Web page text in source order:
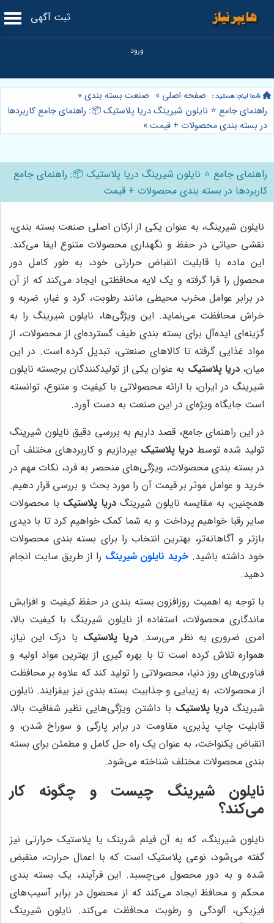
ثبت آگهی
صفحه اصلی » صنعت بسته بندی»
راهنمای جامع ⭐️ نایلون شیرینگ دریا پلاستیک 📦: راهنمای جامع کاربردها
در بسته بندی محصولات + قیمت»
راهنمای جامع ⭐️ نایلون شیرینگ دریا پلاستیک 📦: راهنمای جامع
کاربردها در بسته بندی محصولات + قیمت
نایلون شیرینگ، به عنوان یکی از ارکان اصلی صنعت بسته بندی،
نقشی حیاتی در حفظ و نگهداری محصولات متنوع ایفا می‌کند.
این ماده با قابلیت انقباض حرارتی خود، به طور کامل دور
محصول را فرا گرفته و یک لایه محافظتی ایجاد می‌کند که از آن
در برابر عوامل مخرب محیطی مانند رطوبت، گرد و غبار، ضربه و
خراش محافظت می‌نماید. این ویژگی‌ها، نایلون شیرینگ را به
گزینه‌ای ایده‌آل برای بسته بندی طیف گسترده‌ای از محصولات، از
مواد غذایی گرفته تا کالاهای صنعتی، تبدیل کرده است. در این
میان،دریا پلاستیک به عنوان یکی از تولیدکنندگان برجسته نایلون
شیرینگ در ایران، با ارائه محصولاتی با کیفیت و متنوع، توانسته
است جایگاه ویژه‌ای در این صنعت به دست آورد.
در این راهنمای جامع، قصد داریم به بررسی دقیق نایلون شیرینگ
تولید شده توسط دریا پلاستیک بپردازیم و کاربردهای مختلف آن
در بسته بندی محصولات، ویژگی‌های منحصر به فرد، نکات مهم در
خرید و عوامل موثر بر قیمت آن را مورد بحث و بررسی قرار دهیم.
همچنین، به مقایسه نایلون شیرینگدریا پلاستیک با محصولات
سایر رقبا خواهیم پرداخت و به شما کمک خواهیم کرد تا با دیدی
بازتر و آگاهانه‌تر، بهترین انتخاب را برای بسته بندی محصولات
خود داشته باشید. خرید نایلون شیرینگ را از طریق سایت انجام
دهید.
با توجه به اهمیت روزافزون بسته بندی در حفظ کیفیت و افزایش
ماندگاری محصولات، استفاده از نایلون شیرینگ با کیفیت بالا،
امری ضروری به نظر می‌رسد.دریا پلاستیک با درک این نیاز،
همواره تلاش کرده است تا با بهره گیری از بهترین مواد اولیه و
فناوری‌های روز دنیا، محصولاتی را تولید کند که علاوه بر محافظت
از محصولات، به زیبایی و جذابیت بسته بندی نیز بیفزایند. نایلون
شیرینگ دریا پلاستیک با داشتن ویژگی‌هایی نظیر شفافیت بالا،
قابلیت چاپ پذیری، مقاومت در برابر پارگی و سوراخ شدن، و
انقباض یکنواخت، به عنوان یک راه حل کامل و مطمئن برای بسته
بندی محصولات مختلف شناخته می‌شود.
نایلون شیرینگ چیست و چگونه کار
می‌کند؟
نایلون شیرینگ، که به آن فیلم شرینک یا پلاستیک حرارتی نیز
گفته می‌شود، نوعی پلاستیک است که با اعمال حرارت، منقبض
شده و به دور محصول می‌چسبد. این فرآیند، یک بسته بندی
محکم و محافظ ایجاد می‌کند که از محصول در برابر آسیب‌های
فیزیکی، آلودگی و رطوبت محافظت می‌کند. نایلون شیرینگ